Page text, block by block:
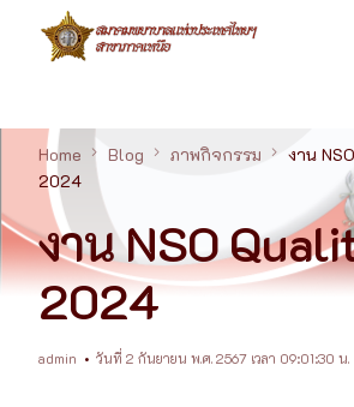
Home Blog ภาพกิจกรรม
งาน
2024
งาน NSO
2024
admin วันที่ 2 กันยายน พ.ศ. 2567 เวลา 09:01:30 น.